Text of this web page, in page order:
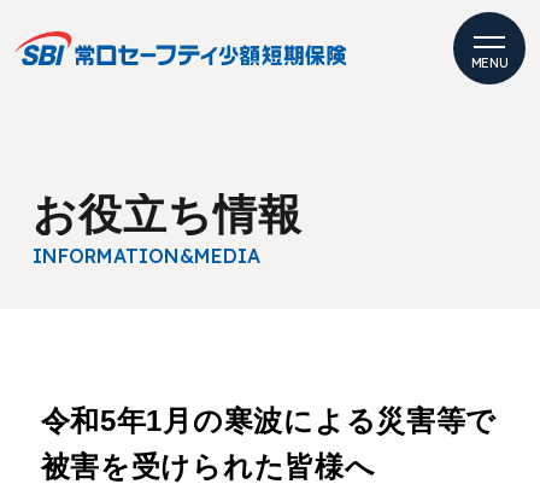
MENU
お役立ち情報
INFORMATION&MEDIA
令和5年1月の寒波による災害等で
被害を受けられた皆様へ